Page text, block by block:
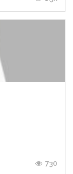
730